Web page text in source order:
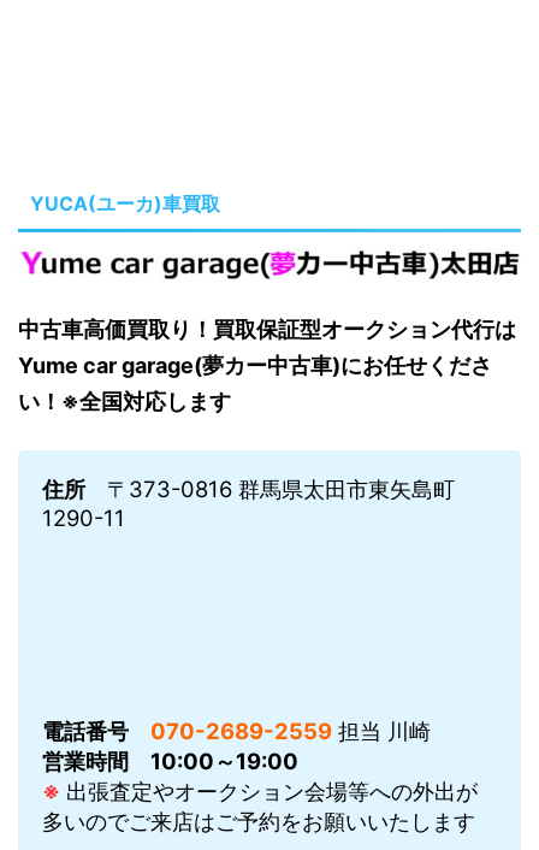
YUCA(ユーカ)車買取
中古車高価買取り！買取保証型オークション代行は
Yume car garage(夢カー中古車)にお任せくださ
い！※全国対応します
住所 〒373-0816 群馬県太田市東矢島町
1290-11
電話番号 070-2689-2559 担当 川崎
営業時間
10:00～19:00
※ 出張査定やオークション会場等への外出が
多いのでご来店はご予約をお願いいたします